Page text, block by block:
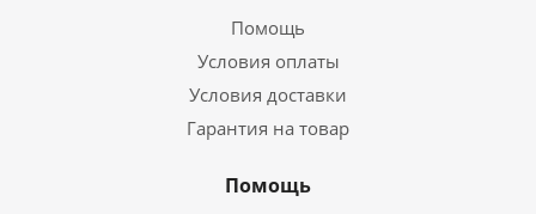
Помощь
Условия оплаты
Условия доставки
Гарантия на товар
Помощь